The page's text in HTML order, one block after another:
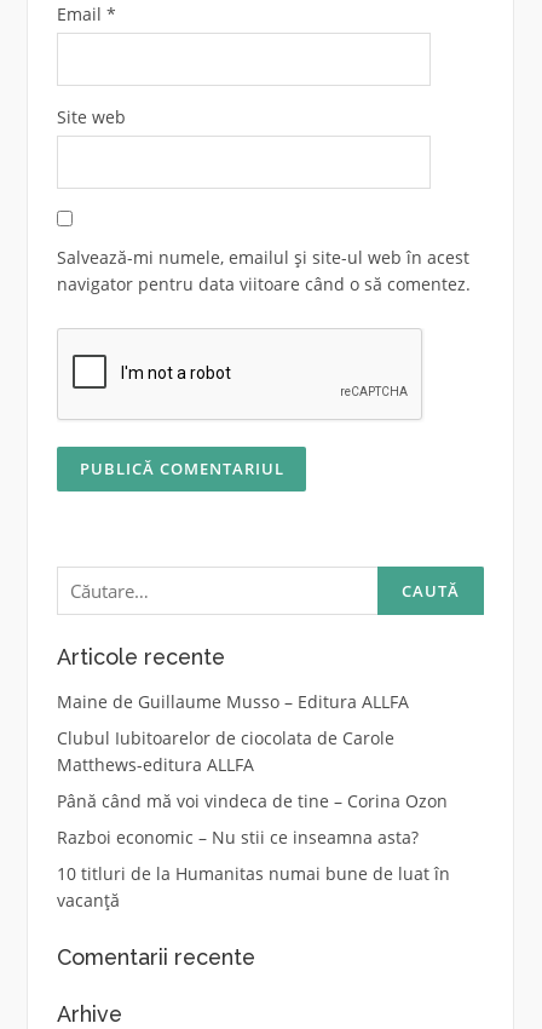
Email *
Site web
Salvează-mi numele, emailul și site-ul web în acest
navigator pentru data viitoare când o să comentez.
Caută
după:
Articole recente
Maine de Guillaume Musso – Editura ALLFA
Clubul Iubitoarelor de ciocolata de Carole
Matthews-editura ALLFA
Până când mă voi vindeca de tine – Corina Ozon
Razboi economic – Nu stii ce inseamna asta?
10 titluri de la Humanitas numai bune de luat în
vacanță
Comentarii recente
Arhive